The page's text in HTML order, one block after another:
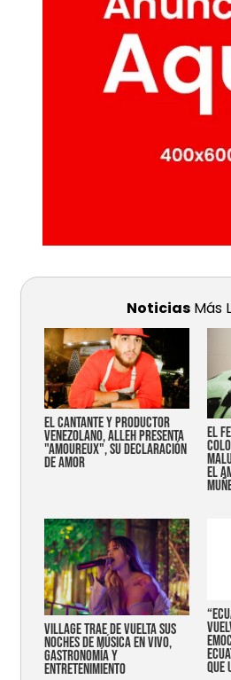
Noticias Más
EL CANTANTE Y PRODUCTOR
VENEZOLANO, ALLEH PRESENTA
"AMOUREUX", SU DECLARACIÓN
DE AMOR
EL
EL
Village trae de vuelta sus
noches de música en vivo,
gastronomía y
entretenimiento que